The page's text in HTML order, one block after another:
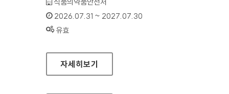
인증기간 :
2026.07.31 ~ 2027.07.30
상태 :
유효
식품안전나라
자세히보기